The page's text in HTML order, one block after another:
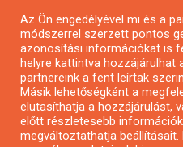
Pályázatok
Pályázatok civil
Pályázatok vállalkozásoknak
Önkormányzati pályázatok
Az Ön engedélyével mi és a
módszerrel szerzett pontos
azonosítási információkat is
helyre kattintva hozzájárulhat
partnereink a fent leírtak
Másik lehetőségként a
elutasíthatja a hozzájárulást,
előtt részletesebb
megváltoztathatja beállításait.